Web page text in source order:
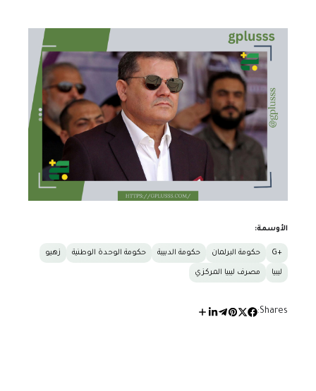
الأوسمة:
+G حكومة البرلمان حكومة الدبيبة حكومة الوحدة الوطنية زهيو
ليبيا مصرف ليبيا المركزي
Shares: